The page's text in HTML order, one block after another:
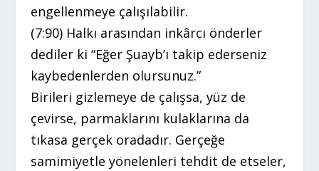
engellenmeye çalışılabilir.
(7:90) Halkı arasından inkârcı önderler
dediler ki “Eğer Şuayb’ı takip ederseniz
kaybedenlerden olursunuz.”
Birileri gizlemeye de çalışsa, yüz de
çevirse, parmaklarını kulaklarına da
tıkasa gerçek oradadır. Gerçeğe
samimiyetle yönelenleri tehdit de etseler,